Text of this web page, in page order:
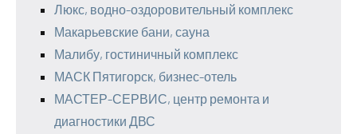
Люкс, водно-оздоровительный комплекс
Макарьевские бани, сауна
Малибу, гостиничный комплекс
МАСК Пятигорск, бизнес-отель
МАСТЕР-СЕРВИС, центр ремонта и
диагностики ДВС